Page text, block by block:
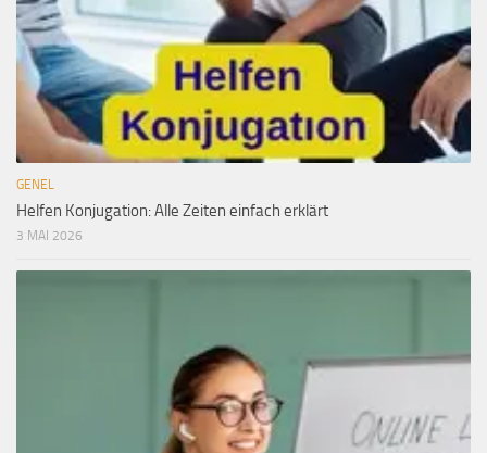
GENEL
Helfen Konjugation: Alle Zeiten einfach erklärt
3 MAI 2026